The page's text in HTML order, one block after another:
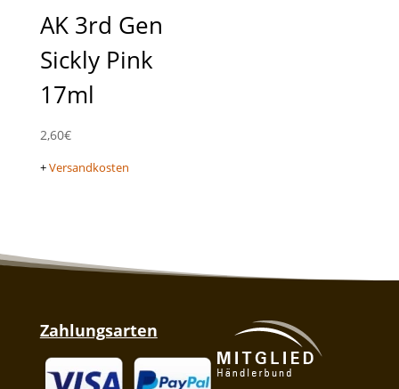
AK 3rd Gen
Sickly Pink
17ml
2,60€
+Versandkosten
Zahlungsarten